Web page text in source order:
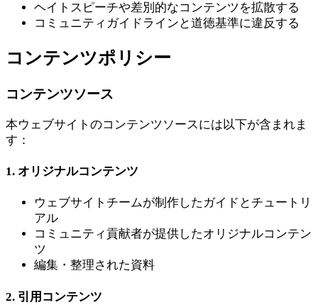
ヘイトスピーチや差別的なコンテンツを拡散する
コミュニティガイドラインと道徳基準に違反する
コンテンツポリシー
コンテンツソース
本ウェブサイトのコンテンツソースには以下が含まれま
す：
1. オリジナルコンテンツ
ウェブサイトチームが制作したガイドとチュートリ
アル
コミュニティ貢献者が提供したオリジナルコンテン
ツ
編集・整理された資料
2. 引用コンテンツ